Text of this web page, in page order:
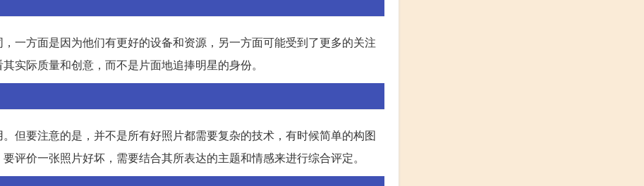
一方面是因为他们有更好的设备和资源，另一方面可能受到了更多的关注
实际质量和创意，而不是片面地追捧明星的身份。
但要注意的是，并不是所有好照片都需要复杂的技术，有时候简单的构图
评价一张照片好坏，需要结合其所表达的主题和情感来进行综合评定。